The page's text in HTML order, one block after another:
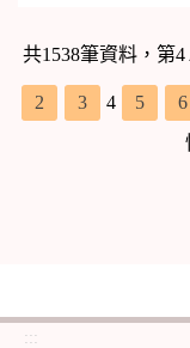
共1538筆資料，第4
2 3 4 5 6
:::